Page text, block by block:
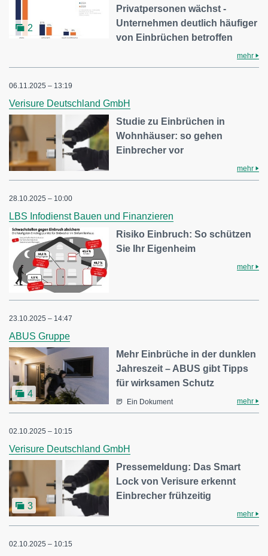
2
Privatpersonen wächst -
Unternehmen deutlich häufiger
von Einbrüchen betroffen
mehr
06.11.2025 – 13:19
Verisure Deutschland GmbH
Studie zu Einbrüchen in
Wohnhäuser: so gehen
Einbrecher vor
mehr
28.10.2025 – 10:00
LBS Infodienst Bauen und Finanzieren
Risiko Einbruch: So schützen
Sie Ihr Eigenheim
mehr
23.10.2025 – 14:47
ABUS Gruppe
4
Mehr Einbrüche in der dunklen
Jahreszeit – ABUS gibt Tipps
für wirksamen Schutz
Ein Dokument mehr
02.10.2025 – 10:15
Verisure Deutschland GmbH
3
Pressemeldung: Das Smart
Lock von Verisure erkennt
Einbrecher frühzeitig
mehr
02.10.2025 – 10:15